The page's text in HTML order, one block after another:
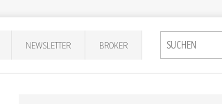
NEWSLETTER BROKER